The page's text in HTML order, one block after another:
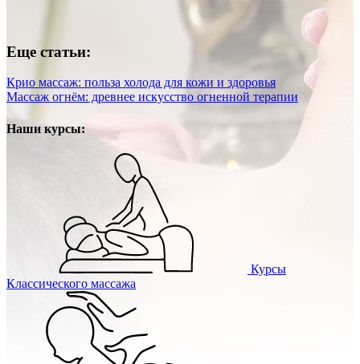
Еще статьи:
Крио массаж: польза холода для кожи и здоровья
Массаж огнём: древнее искусство огненной терапии
Наши курсы:
Курсы
Классического массажа